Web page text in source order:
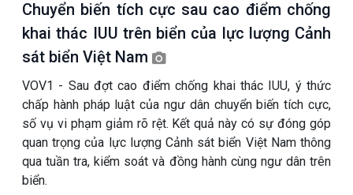
Chuyển biến tích cực sau cao điểm chống
khai thác IUU trên biển của lực lượng Cảnh
sát biển Việt Nam
VOV1 - Sau đợt cao điểm chống khai thác IUU, ý thức
chấp hành pháp luật của ngư dân chuyển biến tích cực,
số vụ vi phạm giảm rõ rệt. Kết quả này có sự đóng góp
quan trọng của lực lượng Cảnh sát biển Việt Nam thông
qua tuần tra, kiểm soát và đồng hành cùng ngư dân trên
biển.